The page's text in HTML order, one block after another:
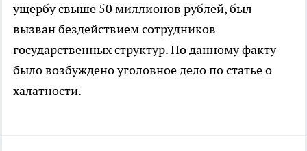
ущербу свыше 50 миллионов рублей, был
вызван бездействием сотрудников
государственных структур. По данному факту
было возбуждено уголовное дело по статье о
халатности.